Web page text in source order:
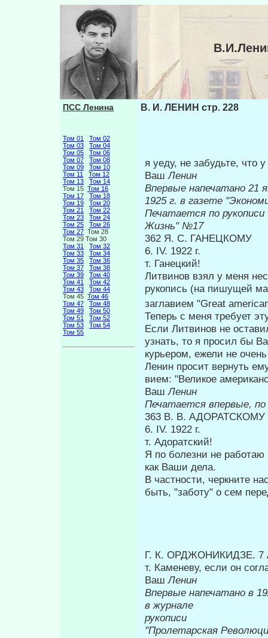
ПСС Ленина
Том 01
Том 02
Том 03
Том 04
Том 05
Том 06
Том 07
Том 08
Том 09
Том 10
Том 11
Том 12
Том 13
Том 14
Том 15 Том 16
Том 17
Том 18
Том 19
Том 20
Том 21
Том 22
Том 23
Том 24
Том 25
Том 26
Том 27 Том 28
Том 29 Том 30
Том 31
Том 32
Том 33
Том 34
Том 35
Том 36
Том 37
Том 38
Том 39
Том 40
Том 41
Том 42
Том 43
Том 44
Том 45 Том 46
Том 47
Том 48
Том 49
Том 50
Том 51
Том 52
Том 53
Том 54
Том 55
В. И. ЛЕНИН стр. 228
я уеду, не забудьте,
ВашЛенин
Впервые напечатано 21
1925 г. в
Печатается по рукописи
Жизнь" №17
362 Я. С. ГАНЕЦКОМУ
6. IV. 1922 г.
т. Ганецкий!
Литвинов взял у меня
руко­пись (на пишущей
заглавием "Great
Теперь с меня требует
Если Литвинов не
уз­нать, то я просил бы
курьером, ежели не
Ленин просит вернуть
вием: "Великое
ВашЛенин
Печатается впервые, по
363 В. В. АДОРАТСКОМУ
6. IV. 1922 г.
т. Адоратский!
Я по болезни не работаю
как Ваши дела.
В частности, черкните
быть, "заботу" о сем
Г. К. ОРДЖОНИКИДЗЕ. 7
т. Каменеву, если он
ВашЛенин
Впервые напечатано в
в журнале
рукописи
"Пролетарская